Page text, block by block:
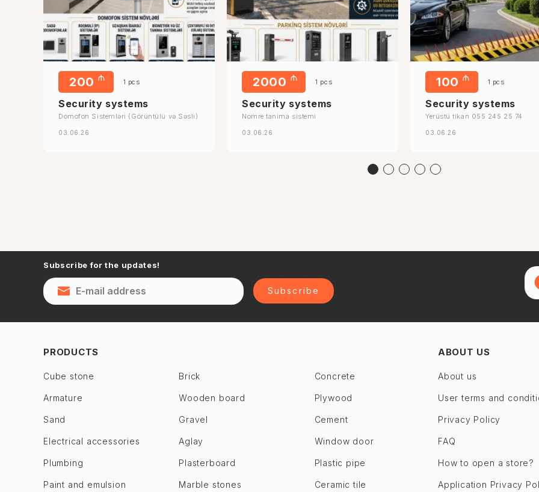
200 ₼ 1 pcs
Security systems
Domofon Sistemləri (Görüntülü və Səsli)
03.06.26
2000 ₼ 1 pcs
Security systems
Nomre tanima sistemi
03.06.26
100 ₼ 1 pcs
Security systems
Yerüstü tikan 055 245 25 74
03.06.26
Subscribe for the updates!
Subscribe
PRODUCTS
Cube stone Brick Concrete
Armature Wooden board Plywood
Sand Gravel Cement
Electrical accessories Aglay Window door
Plumbing Plasterboard Plastic pipe
Paint and emulsion Marble stones Ceramic tile
ABOUT US
About us
User terms and
Privacy Policy
FAQ
How to open a store?
Application Privacy